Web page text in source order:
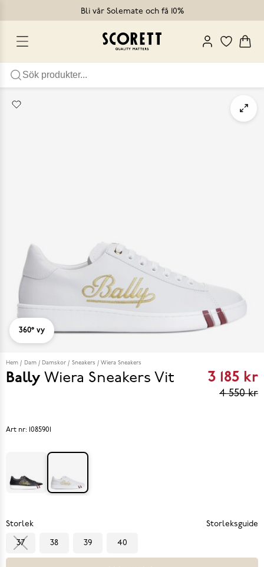
Bli vår Solemate och få 10%
360° vy
Hem Dam Damskor Sneakers Wiera Sneakers
Bally Wiera Sneakers Vit
Current
3 185 kr
4 550 kr
Art nr: 1085901
Storlek Storleksguide
37 38 39 40